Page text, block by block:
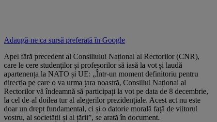
Adaugă-ne ca sursă preferată în Google
Apel fără precedent al Consiliului Național al Rectorilor (CNR),
care le cere studenților și profesorilor să iasă la vot și laudă
apartenența la NATO și UE: „Într-un moment definitoriu pentru
direcția pe care o va urma țara noastră, Consiliul Național al
Rectorilor vă îndeamnă să participați la vot pe data de 8 decembrie,
la cel de-al doilea tur al alegerilor prezidențiale. Acest act nu este
doar un drept fundamental, ci și o datorie morală față de viitorul
vostru, al societății și al țării”, se arată în document.